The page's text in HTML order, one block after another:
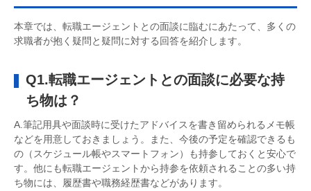
本章では、転職エージェントとの面談に臨むにあたって、多くの
求職者が抱く疑問と疑問に対する回答を紹介します。
Q1.転職エージェントとの面談に必要な持
ち物は？
A.筆記用具や面談時に受けたアドバイスを書き留められるメモ帳
などを用意しておきましょう。また、今後の予定を確認できるも
の（スケジュール帳やスマートフォン）も持参しておくと安心で
す。他にも転職エージェントから持参を依頼されることの多い持
ち物には、履歴書や職務経歴書などがあります。